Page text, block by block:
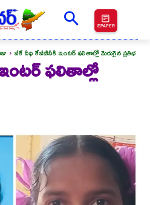
EPAPER
జీకే వీధి కేజీబీవీకి ఇంటర్ ఫలితాల్లో మెరుగైన ప్రతిభ
ఫలితాల్లో